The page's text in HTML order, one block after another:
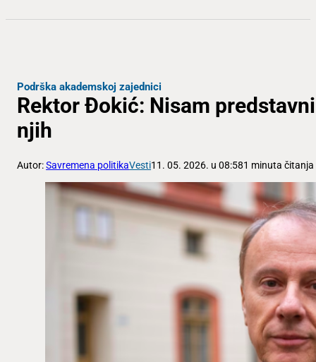
Podrška akademskoj zajednici
Rektor Đokić: Nisam
njih
Autor:Savremena politikaVesti11. 05. 2026. u 08:581 minuta čitanja